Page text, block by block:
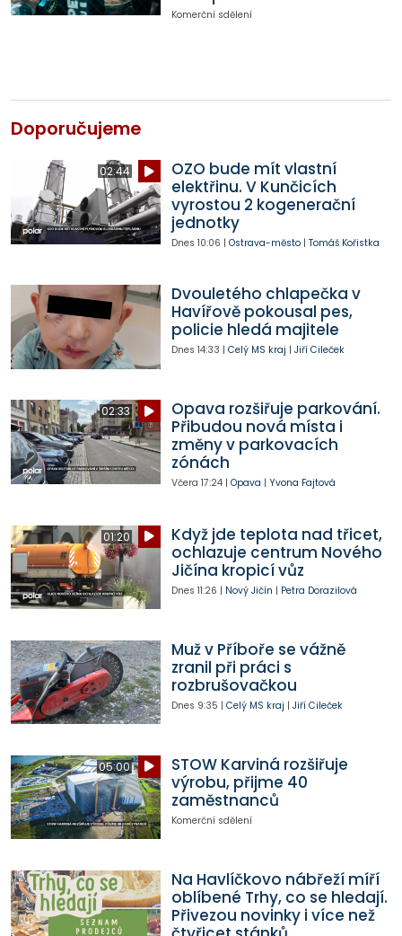
Komerční sdělení
Doporučujeme
02:44
OZO bude mít vlastní
elektřinu. V Kunčicích
vyrostou 2 kogenerační
jednotky
Dnes 10:06 | Ostrava-město| Tomáš Kořistka
Dvouletého chlapečka v
Havířově pokousal pes,
policie hledá majitele
Dnes 14:33 | Celý MS kraj | Jiří Cileček
02:33
Opava rozšiřuje parkování.
Přibudou nová místa i
změny v parkovacích
zónách
Včera 17:24| Opava | Yvona Fajtová
01:20
Když jde teplota nad třicet,
ochlazuje centrum Nového
Jičína kropicí vůz
Dnes 11:26 | Nový Jičín | Petra Dorazilová
Muž v Příboře se vážně
zranil při práci s
rozbrušovačkou
Dnes 9:35 | Celý MS kraj | Jiří Cileček
05:00
STOW Karviná rozšiřuje
výrobu, přijme 40
zaměstnanců
Komerční sdělení
Na Havlíčkovo nábřeží míří
oblíbené Trhy, co se hledají.
Přivezou novinky i více než